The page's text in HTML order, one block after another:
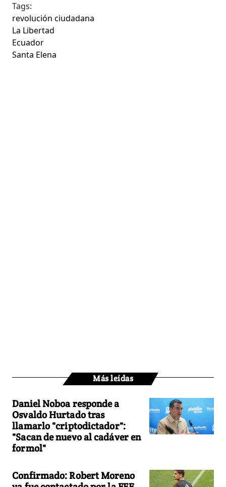
Tags:
revolución ciudadana
La Libertad
Ecuador
Santa Elena
Más leídas
Daniel Noboa responde a
Osvaldo Hurtado tras
llamarlo "criptodictador":
"Sacan de nuevo al cadáver en
formol"
Confirmado: Robert Moreno